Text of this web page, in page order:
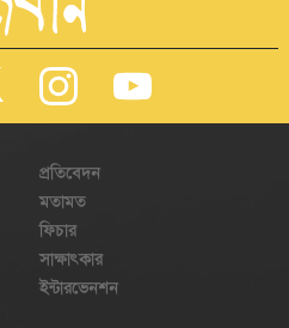
প্রতিবেদন
মতামত
ফিচার
সাক্ষাৎকার
ইন্টারভেনশন